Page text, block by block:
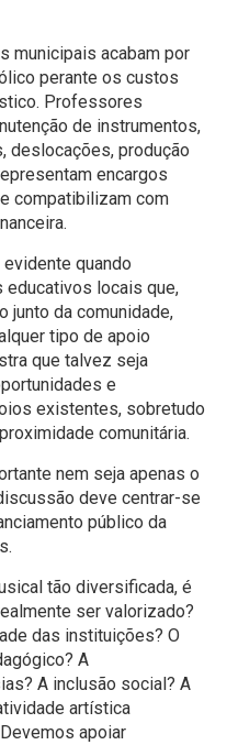
municipais acabam por
perante os custos
Professores
de instrumentos,
deslocações, produção
encargos
compatibilizam com
quando
locais que,
junto da comunidade,
tipo de apoio
que talvez seja
e
existentes, sobretudo
comunitária.
nem seja apenas o
deve centrar-se
público da
tão diversificada, é
ser valorizado?
das instituições? O
A
A inclusão social? A
artística
apoiar